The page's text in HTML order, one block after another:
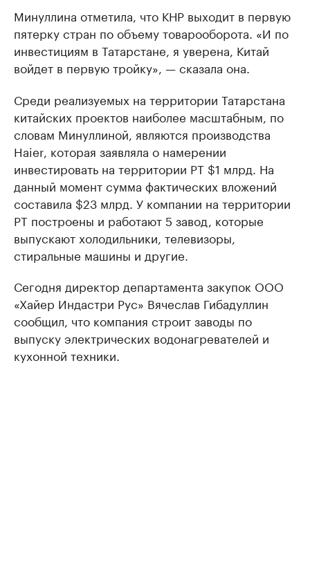
Минуллина отметила, что КНР выходит в первую
пятерку стран по объему товарооборота. «И по
инвестициям в Татарстане, я уверена, Китай
войдет в первую тройку», — сказала она.
Среди реализуемых на территории Татарстана
китайских проектов наиболее масштабным, по
словам Минуллиной, являются производства
Haier, которая заявляла о намерении
инвестировать на территории РТ $1 млрд. На
данный момент сумма фактических вложений
составила $23 млрд. У компании на территории
РТ построены и работают 5 завод, которые
выпускают холодильники, телевизоры,
стиральные машины и другие.
Сегодня директор департамента закупок ООО
«Хайер Индастри Рус» Вячеслав Гибадуллин
сообщил, что компания строит заводы по
выпуску электрических водонагревателей и
кухонной техники.